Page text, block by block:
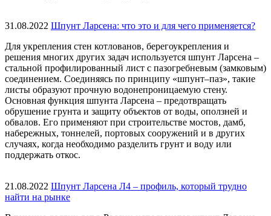
31.08.2022 Шпунт Ларсена: что это и для чего применяется?
Для укрепления стен котлованов, берегоукрепления и
решения многих других задач используется шпунт Ларсена –
стальной профилированный лист с пазогребневым (замковым)
соединением. Соединяясь по принципу «шпунт–паз», такие
листы образуют прочную водонепроницаемую стену.
Основная функция шпунта Ларсена – предотвращать
обрушение грунта и защиту объектов от воды, оползней и
обвалов. Его применяют при строительстве мостов, дамб,
набережных, тоннелей, портовых сооружений и в других
случаях, когда необходимо разделить грунт и воду или
поддержать откос.
21.08.2022 Шпунт Ларсена Л4 – профиль, который трудно
найти на рынке